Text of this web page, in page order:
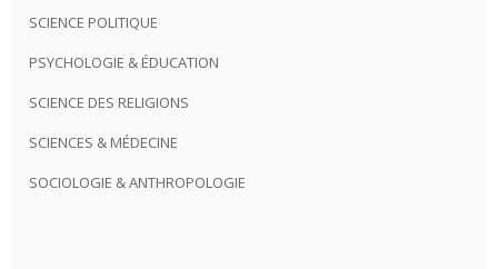
SCIENCE POLITIQUE
PSYCHOLOGIE & ÉDUCATION
SCIENCE DES RELIGIONS
SCIENCES & MÉDECINE
SOCIOLOGIE & ANTHROPOLOGIE